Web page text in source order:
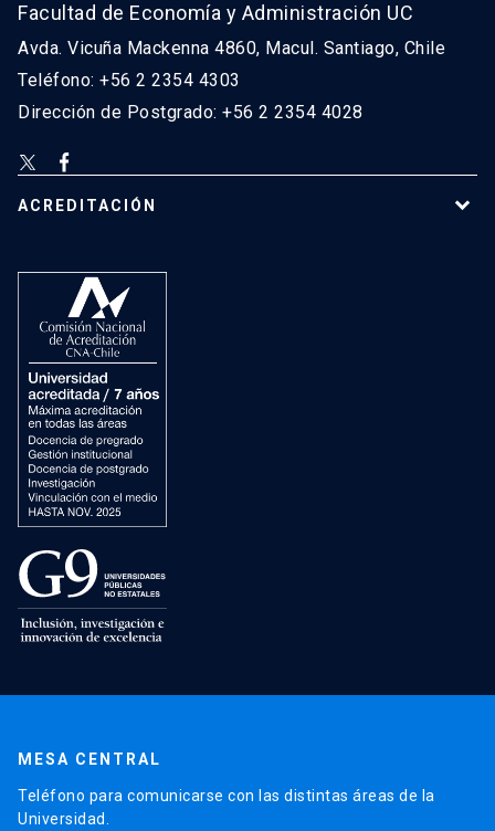
Facultad de Economía y Administración UC
Avda. Vicuña Mackenna 4860, Macul. Santiago, Chile
Teléfono: +56 2 2354 4303
Dirección de Postgrado: +56 2 2354 4028
ACREDITACIÓN
MESA CENTRAL
Teléfono para comunicarse con las distintas áreas de la
Universidad.